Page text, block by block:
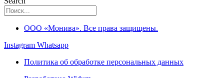
ООО «Монива». Все права защищены.
Instagram Whatsapp
Политика об обработке персональных данных